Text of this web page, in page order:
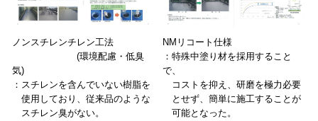
ノンスチレンチレン工法
(環境配慮・低臭
気)
：スチレンを含んでいない樹脂を
使用しており、従来品のような
スチレン臭がない。
NMリコート仕様
：特殊中塗り材を採用すること
で、
コストを抑え、研磨を極力必要
とせず、簡単に施工することが
可能となった。